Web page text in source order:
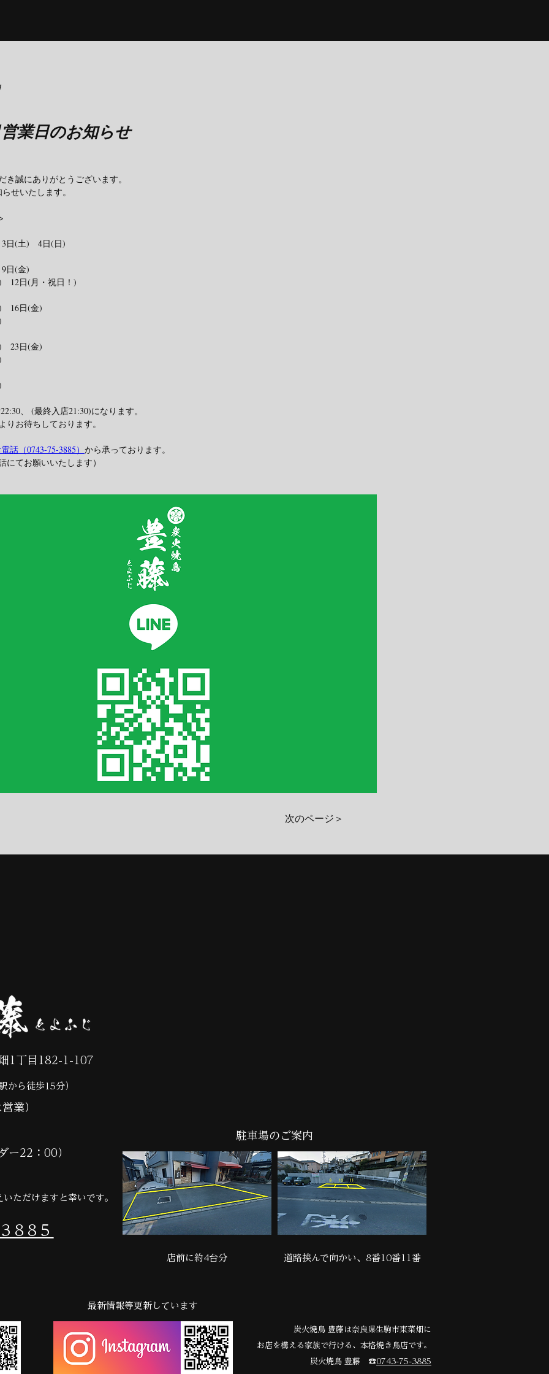
業日のお知らせ
き誠にありがとうございます。
せいたします。
日(土)　4日(日)
日(金)
12日(月・祝日！)
16日(金)
23日(金)
、 (最終入店21:30)になります。
りお待ちしております。
話（0743-75-3885） から承っております。
にてお願いいたします）
次のページ＞
​最新情報等更新しています
​炭火焼鳥 豊藤は奈良県生駒市東菜畑に
お店を構える家族で行ける、本格焼き鳥店です。
​炭火焼鳥 豊藤 ​☎0743-75-3885
1丁目 182-1-107
から徒歩15分）
業）
ー22：00）
ただけますと幸いです。
駐車場のご案内
店前に約4台分 道路挟んで向かい、8番10番11番